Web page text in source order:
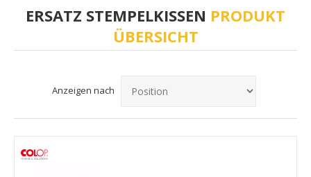
ERSATZ STEMPELKISSEN PRODUKT
ÜBERSICHT
Anzeigen nach